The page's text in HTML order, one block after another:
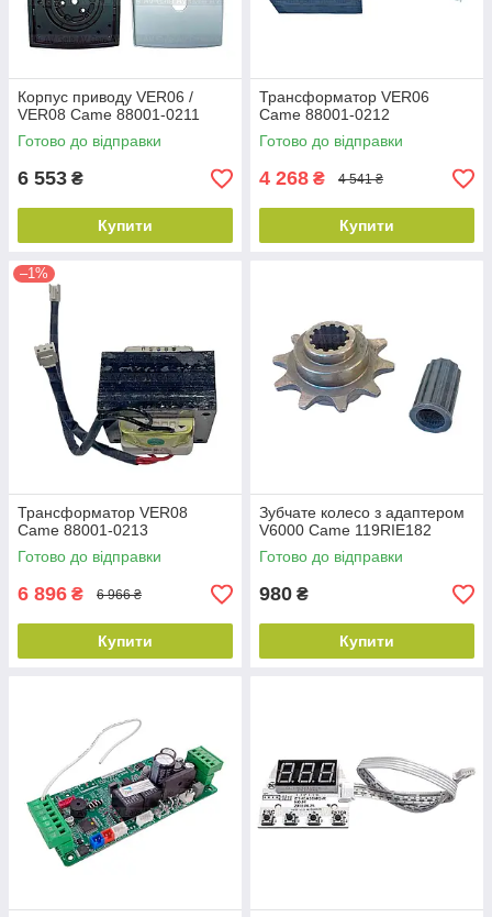
Корпус приводу VER06 /
VER08 Came 88001-0211
Готово до відправки
6 553 ₴
Купити
Трансформатор VER06
Came 88001-0212
Готово до відправки
4 268 ₴ 4 541 ₴
Купити
–1%
Трансформатор VER08
Came 88001-0213
Готово до відправки
6 896 ₴ 6 966 ₴
Купити
Зубчате колесо з адаптером
V6000 Came 119RIE182
Готово до відправки
980 ₴
Купити